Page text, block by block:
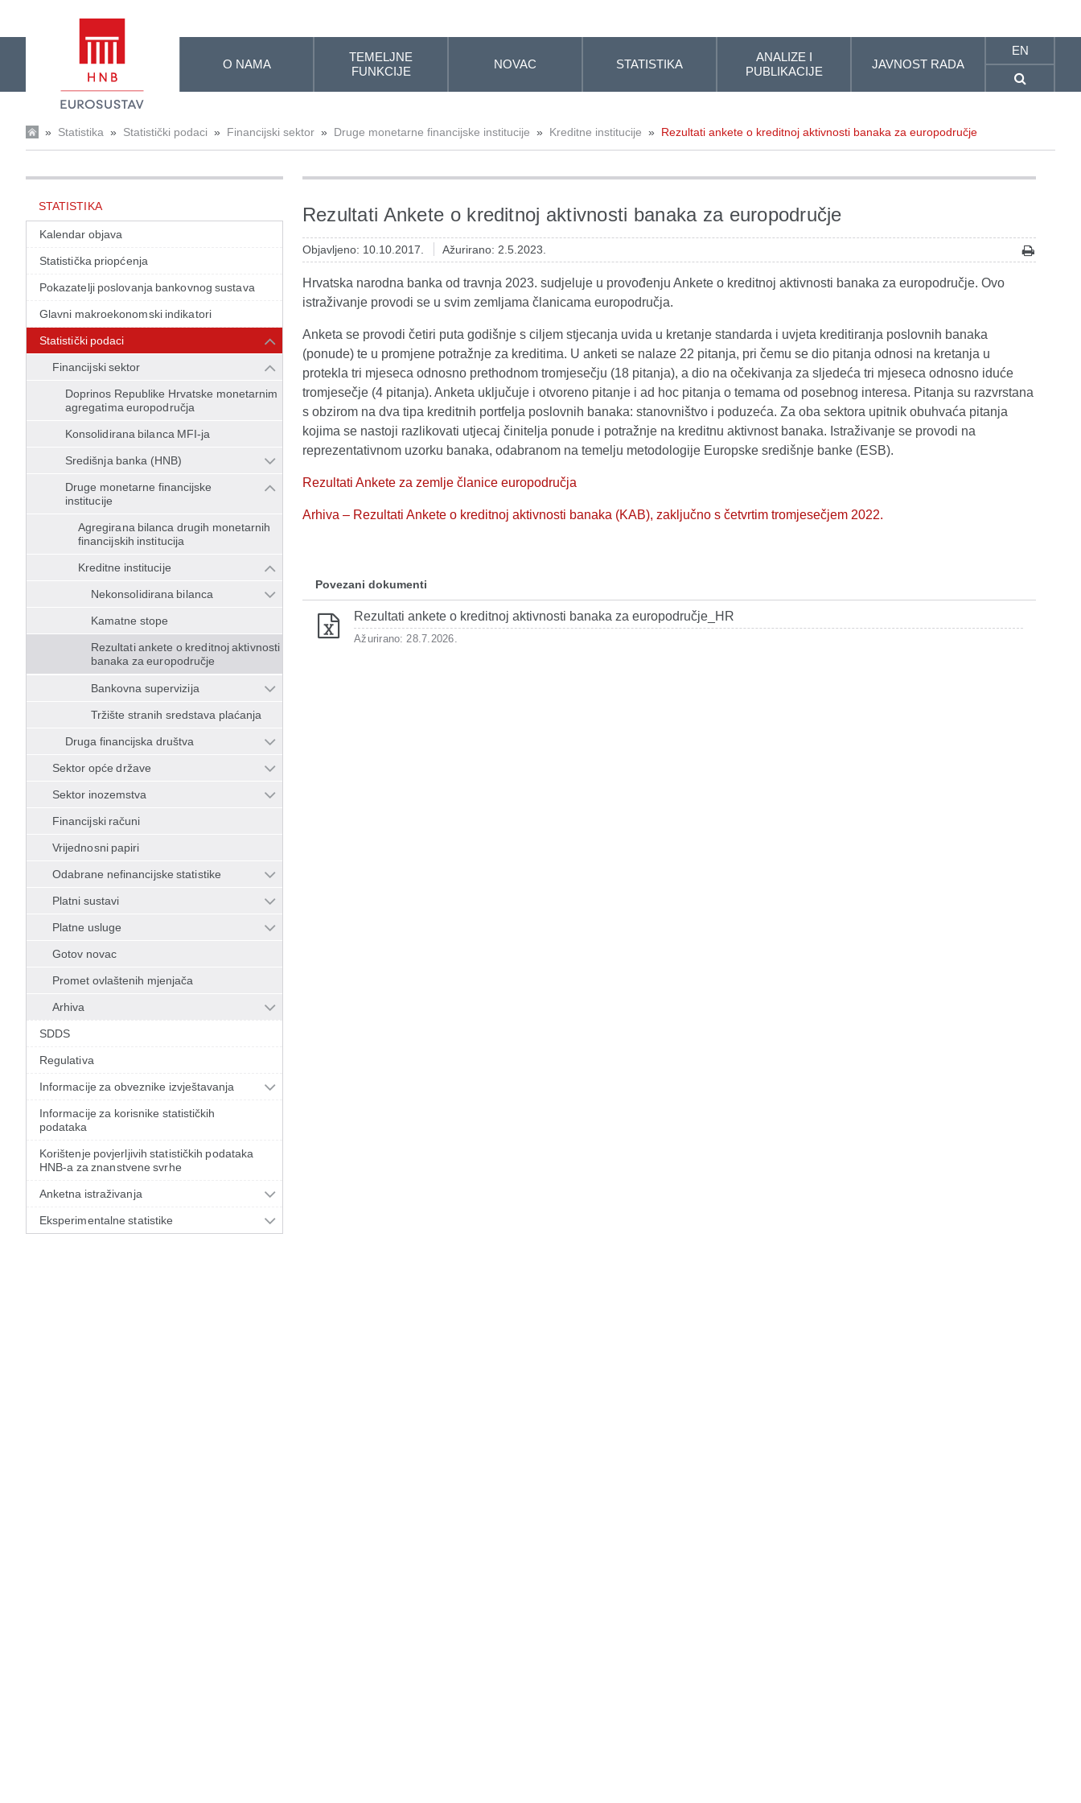
O NAMA
TEMELJNE
FUNKCIJE
NOVAC STATISTIKA
ANALIZE I
PUBLIKACIJE
JAVNOST RADA
EN
» Statistika » Statistički podaci » Financijski sektor » Druge monetarne financijske institucije » Kreditne institucije » Rezultati ankete o kreditnoj aktivnosti banaka za europodručje
STATISTIKA
Kalendar objava
Statistička priopćenja
Pokazatelji poslovanja bankovnog sustava
Glavni makroekonomski indikatori
Statistički podaci
Financijski sektor
Doprinos Republike Hrvatske monetarnim
agregatima europodručja
Konsolidirana bilanca MFI-ja
Središnja banka (HNB)
Druge monetarne financijske
institucije
Agregirana bilanca drugih monetarnih
financijskih institucija
Kreditne institucije
Nekonsolidirana bilanca
Kamatne stope
Rezultati ankete o kreditnoj aktivnosti
banaka za europodručje
Bankovna supervizija
Tržište stranih sredstava plaćanja
Druga financijska društva
Sektor opće države
Sektor inozemstva
Financijski računi
Vrijednosni papiri
Odabrane nefinancijske statistike
Platni sustavi
Platne usluge
Gotov novac
Promet ovlaštenih mjenjača
Arhiva
SDDS
Regulativa
Informacije za obveznike izvještavanja
Informacije za korisnike statističkih
podataka
Korištenje povjerljivih statističkih podataka
HNB-a za znanstvene svrhe
Anketna istraživanja
Eksperimentalne statistike
Rezultati Ankete o kreditnoj aktivnosti banaka za europodručje
Objavljeno: 10.10.2017. Ažurirano: 2.5.2023.
Hrvatska narodna banka od travnja 2023. sudjeluje u provođenju Ankete o kreditnoj aktivnosti banaka za europodručje. Ovo
istraživanje provodi se u svim zemljama članicama europodručja.
Anketa se provodi četiri puta godišnje s ciljem stjecanja uvida u kretanje standarda i uvjeta kreditiranja poslovnih banaka
(ponude) te u promjene potražnje za kreditima. U anketi se nalaze 22 pitanja, pri čemu se dio pitanja odnosi na kretanja u
protekla tri mjeseca odnosno prethodnom tromjesečju (18 pitanja), a dio na očekivanja za sljedeća tri mjeseca odnosno iduće
tromjesečje (4 pitanja). Anketa uključuje i otvoreno pitanje i ad hoc pitanja o temama od posebnog interesa. Pitanja su razvrstana
s obzirom na dva tipa kreditnih portfelja poslovnih banaka: stanovništvo i poduzeća. Za oba sektora upitnik obuhvaća pitanja
kojima se nastoji razlikovati utjecaj činitelja ponude i potražnje na kreditnu aktivnost banaka. Istraživanje se provodi na
reprezentativnom uzorku banaka, odabranom na temelju metodologije Europske središnje banke (ESB).
Rezultati Ankete za zemlje članice europodručja
Arhiva – Rezultati Ankete o kreditnoj aktivnosti banaka (KAB), zaključno s četvrtim tromjesečjem 2022.
Povezani dokumenti
Rezultati ankete o kreditnoj aktivnosti banaka za europodručje_HR
Ažurirano: 28.7.2026.